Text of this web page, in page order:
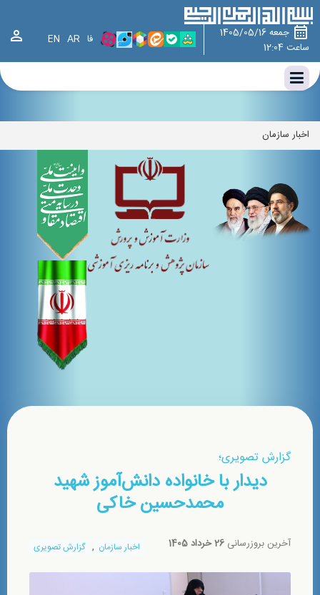
وزارت آموزش و پرورش ، سازمان پژوهش و برنامه ریزی آموزشی ، سازمان
پژوهش،چارت سازمانی سازمان پژوهش و برنامه‌ریزی آموزشی،اخبار سازمان
EN AR فا
جمعه 1405/05/16
ساعت 12:04
اخبار سازمان
گزارش تصويری؛
ديدار با خانواده دانش‌آموز شهيد
محمدحسين خاكی
آخرین بروزرسانی 26 خرداد 1405 اخبار سازمان , گزارش تصویری